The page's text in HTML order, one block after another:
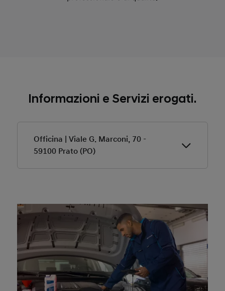
Informazioni e Servizi erogati.
Officina | Viale G. Marconi, 70 -
59100 Prato (PO)
Colonnine di ricarica in Officina:
32A - 400V - 50Hz - 3Ph - IP54 class 2
(Il servizio è disponibile esclusivamente ai nostri
clienti)
✔ Assistenza